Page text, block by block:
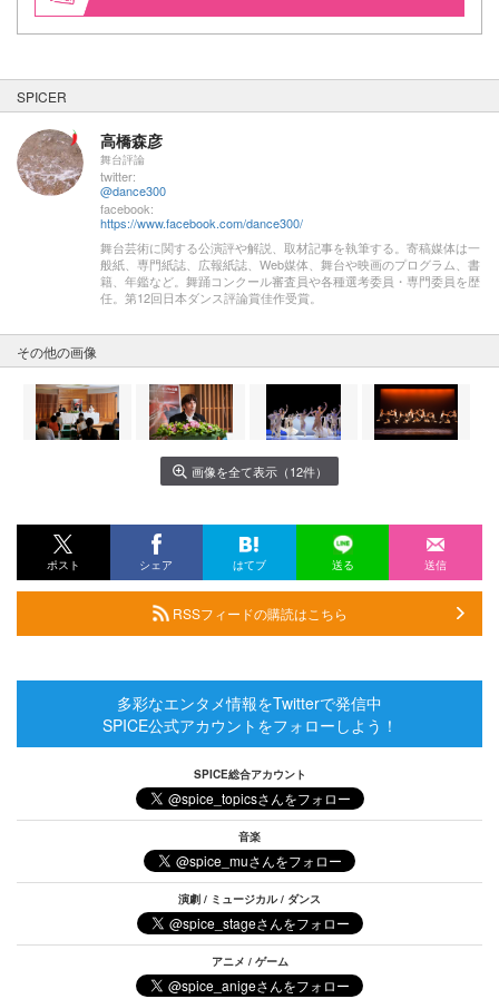
SPICER
高橋森彦
舞台評論
twitter:
@dance300
facebook:
https://www.facebook.com/dance300/
舞台芸術に関する公演評や解説、取材記事を執筆する。寄稿媒体は一
般紙、専門紙誌、広報紙誌、Web媒体、舞台や映画のプログラム、書
籍、年鑑など。舞踊コンクール審査員や各種選考委員・専門委員を歴
任。第12回日本ダンス評論賞佳作受賞。
その他の画像
画像を全て表示（12件）
ポスト シェア はてブ 送る 送信
RSSフィードの購読はこちら
多彩なエンタメ情報をTwitterで発信中
SPICE公式アカウントをフォローしよう！
SPICE総合アカウント
音楽
演劇 / ミュージカル / ダンス
アニメ / ゲーム